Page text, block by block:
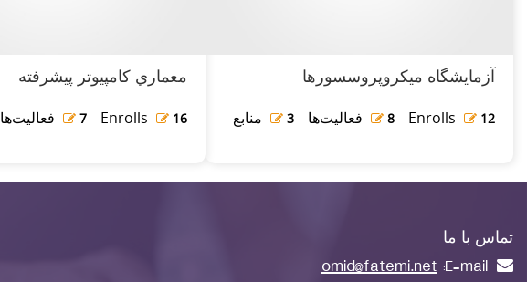
آزمايشگاه ميکروپروسسورها
12
Enrolls
8 فعالیت‌ها 3 منابع
معماري کامپيوتر پيشرفته
16
Enrolls
7 فعالیت‌ها
تماس با ما
E-mail:
omid@fatemi.net